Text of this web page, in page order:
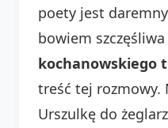
poety jest
bowiem
kochanowskiego
treść tej rozmowy.
Urszulkę do